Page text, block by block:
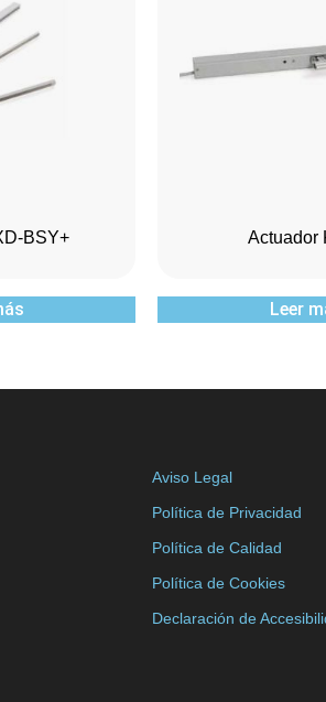
BSY+ Actuador
Leer
Aviso Legal
Política de Privacidad
Política de Calidad
Política de Cookies
Declaración de